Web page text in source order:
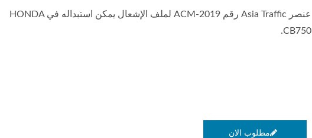
عنصر Asia Traffic رقم ACM-2019 لملف الإشعال يمكن استبداله في HONDA
CB750.
مطلوب الان